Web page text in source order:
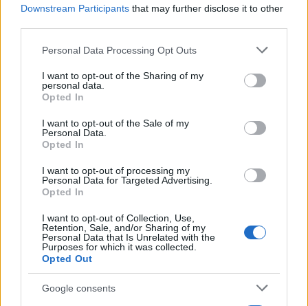
Downstream Participants that may further disclose it to other
Please note that this website/app uses one or more Google
not limited to your visit or usage behaviour. You may click to
grant or deny consent to Google and its third-party tags to
use your data for below specified purposes in below Google
consent section.
Personal Data Processing Opt Outs
I want to opt-out of the Sharing of my
personal data.
Opted In
I want to opt-out of the Sale of my
Personal Data.
Opted In
I want to opt-out of processing my
Personal Data for Targeted Advertising.
Opted In
I want to opt-out of Collection, Use,
Retention, Sale, and/or Sharing of my
Personal Data that Is Unrelated with the
Purposes for which it was collected.
Opted Out
Google consents
trasferimento dall’Atalanta
Andrea Conforti · 8 Ago 2026
PIÙ LETTI